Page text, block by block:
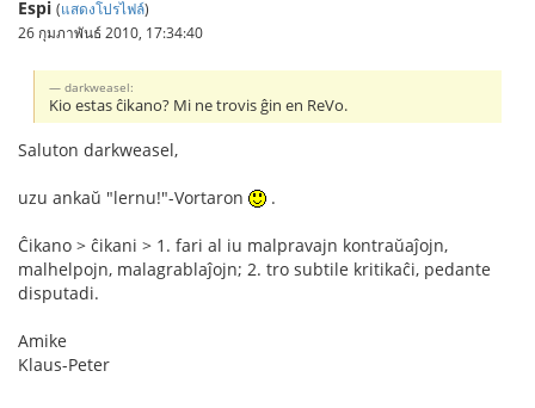
Espi (แสดงโปรไฟล์)
26 กุมภาพันธ์ 2010, 17:34:40
darkweasel:
Kio estas ĉikano? Mi ne trovis ĝin en ReVo.
Saluton darkweasel,
uzu ankaŭ "lernu!"-Vortaron .
Ĉikano > ĉikani > 1. fari al iu malpravajn kontraŭaĵojn,
malhelpojn, malagrablaĵojn; 2. tro subtile kritikaĉi, pedante
disputadi.
Amike
Klaus-Peter